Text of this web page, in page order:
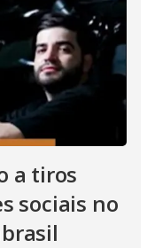
a tiros
sociais no